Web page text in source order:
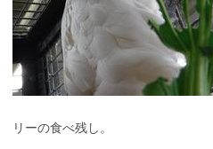
リーの食べ残し。